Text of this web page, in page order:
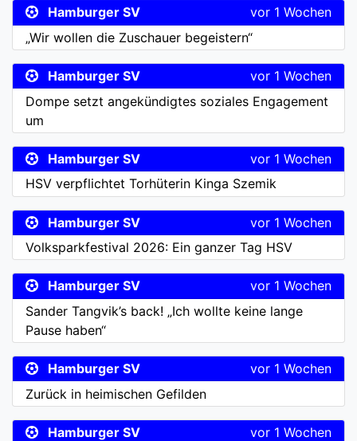
Hamburger SV
vor 1 Wochen
„Wir wollen die Zuschauer begeistern“
Hamburger SV
vor 1 Wochen
Dompe setzt angekündigtes soziales Engagement
um
Hamburger SV
vor 1 Wochen
HSV verpflichtet Torhüterin Kinga Szemik
Hamburger SV
vor 1 Wochen
Volksparkfestival 2026: Ein ganzer Tag HSV
Hamburger SV
vor 1 Wochen
Sander Tangvik’s back! „Ich wollte keine lange
Pause haben“
Hamburger SV
vor 1 Wochen
Zurück in heimischen Gefilden
Hamburger SV
vor 1 Wochen